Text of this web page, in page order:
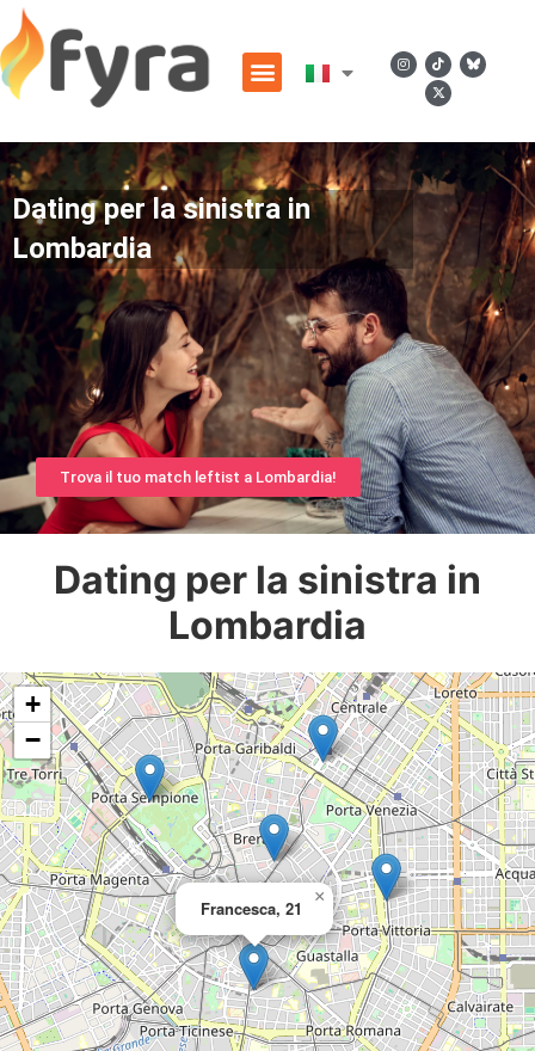
Dating per la sinistra in
Lombardia
Trova il tuo match leftist a Lombardia!
Dating per la sinistra in
Lombardia
Francesca, 21
×
+
−